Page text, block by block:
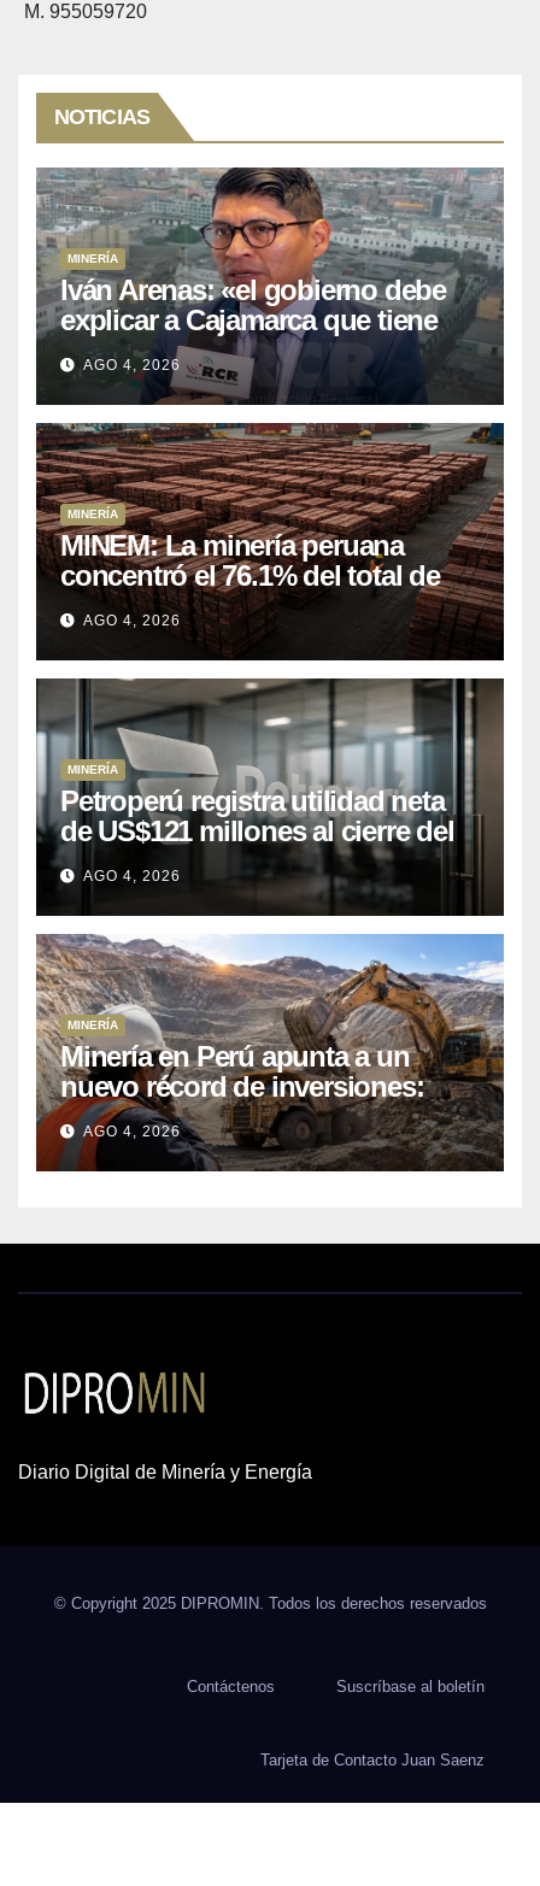
M. 955059720
NOTICIAS
MINERÍA
Iván Arenas: «el gobierno debe
explicar a Cajamarca que tiene
US$ 16 mil millones en proyectos
mineros para salir de la pobreza
AGO 4, 2026
MINERÍA
MINEM: La minería peruana
concentró el 76.1% del total de
las exportaciones nacionales
entre enero y abril de 2026
AGO 4, 2026
MINERÍA
Petroperú registra utilidad neta
de US$121 millones al cierre del
primer semestre 2026
AGO 4, 2026
MINERÍA
Minería en Perú apunta a un
nuevo récord de inversiones:
crecen los petitorios y el FMI
insta a destrabar proyectos
AGO 4, 2026
Diario Digital de Minería y Energía
© Copyright 2025 DIPROMIN. Todos los derechos reservados
Contáctenos Suscríbase al boletín
Tarjeta de Contacto Juan Saenz